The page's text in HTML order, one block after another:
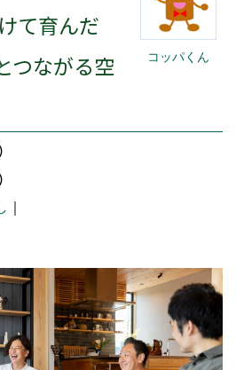
コッパくん
て育んだ
つながる空